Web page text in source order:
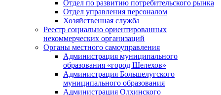
Отдел по развитию потребительского рынка
Отдел управления персоналом
Хозяйственная служба
Реестр социально ориентированных
некоммерческих организаций
Органы местного самоуправления
Администрация муниципального
образования «город Шелехов»
Администрация Большелугского
муниципального образования
Администрация Олхинского